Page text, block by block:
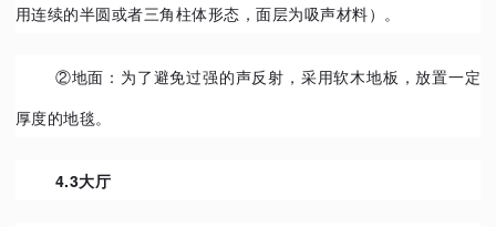
用连续的半圆或者三角柱体形态，面层为吸声材料）。
②地面：为了避免过强的声反射，采用软木地板，放置一定
厚度的地毯。
4.3大厅